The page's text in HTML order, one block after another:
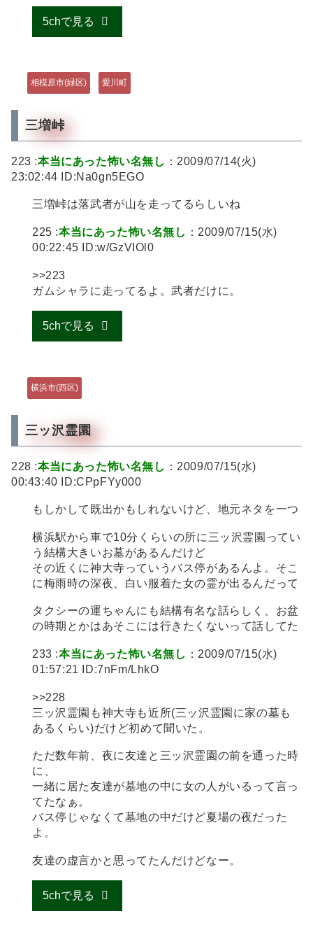
5chで見る
相模原市(緑区) 愛川町
三増峠
223 :本当にあった怖い名無し ：2009/07/14(火)
23:02:44 ID:Na0gn5EGO
三増峠は落武者が山を走ってるらしいね
225 :本当にあった怖い名無し ：2009/07/15(水)
00:22:45 ID:w/GzVIOl0
>>223
ガムシャラに走ってるよ。武者だけに。
5chで見る
横浜市(西区)
三ッ沢霊園
228 :本当にあった怖い名無し ：2009/07/15(水)
00:43:40 ID:CPpFYy000
もしかして既出かもしれないけど、地元ネタを一つ
横浜駅から車で10分くらいの所に三ッ沢霊園ってい
う結構大きいお墓があるんだけど
その近くに神大寺っていうバス停があるんよ。そこ
に梅雨時の深夜、白い服着た女の霊が出るんだって
タクシーの運ちゃんにも結構有名な話らしく、お盆
の時期とかはあそこには行きたくないって話してた
233 :本当にあった怖い名無し ：2009/07/15(水)
01:57:21 ID:7nFm/LhkO
>>228
三ッ沢霊園も神大寺も近所(三ッ沢霊園に家の墓も
あるくらい)だけど初めて聞いた。
ただ数年前、夜に友達と三ッ沢霊園の前を通った時
に、
一緒に居た友達が墓地の中に女の人がいるって言っ
てたなぁ。
バス停じゃなくて墓地の中だけど夏場の夜だった
よ。
友達の虚言かと思ってたんだけどなー。
5chで見る